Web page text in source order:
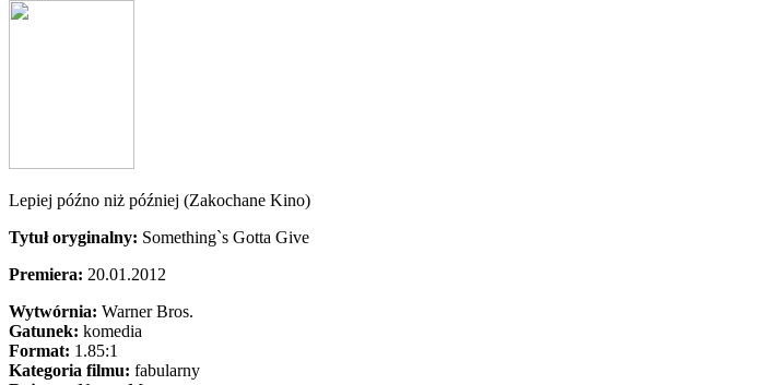
Lepiej późno niż później (Zakochane Kino)
Tytuł oryginalny: Something`s Gotta Give
Premiera: 20.01.2012
Wytwórnia: Warner Bros.
Gatunek: komedia
Format: 1.85:1
Kategoria filmu: fabularny